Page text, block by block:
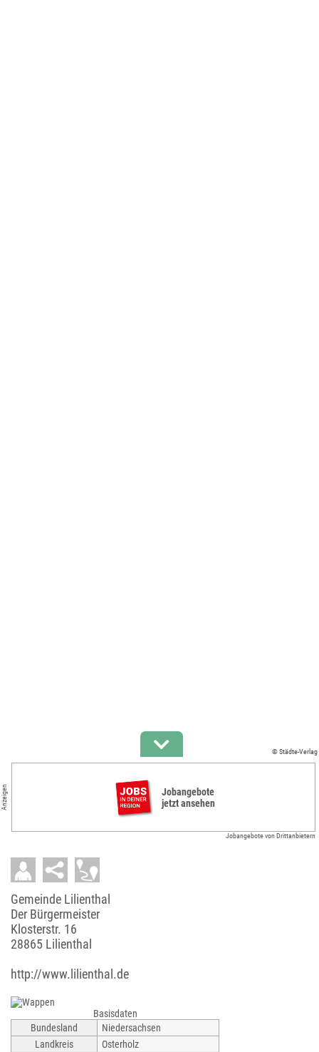
© Städte-Verlag
Anzeigen
Jobangebote
jetzt ansehen
Jobangebote von Drittanbietern
Gemeinde Lilienthal
Der Bürgermeister
Klosterstr. 16
28865 Lilienthal
http://www.lilienthal.de
Basisdaten
Bundesland
Niedersachsen
Landkreis
Osterholz